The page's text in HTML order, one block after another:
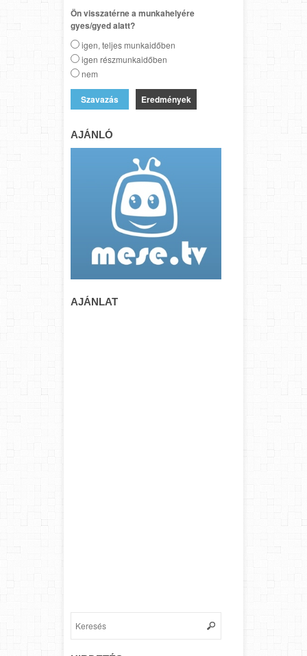
Ön visszatérne a munkahelyére
gyes/gyed alatt?
igen, teljes munkaidőben
igen részmunkaidőben
nem
Eredmények
AJÁNLÓ
AJÁNLAT